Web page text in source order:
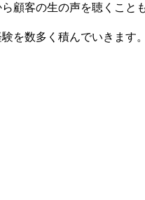
顧客の生の声を聴くこと
を数多く積んでいきます。